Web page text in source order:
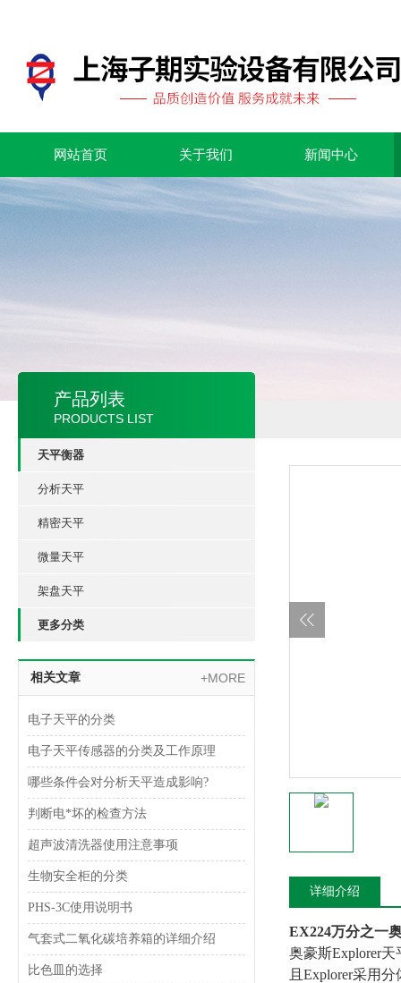
网站首页 关于我们 新闻中心
产品列表
PRODUCTS LIST
天平衡器
分析天平
精密天平
微量天平
架盘天平
更多分类
相关文章 +MORE
电子天平的分类
电子天平传感器的分类及工作原理
哪些条件会对分析天平造成影响?
判断电*坏的检查方法
超声波清洗器使用注意事项
生物安全柜的分类
PHS-3C使用说明书
气套式二氧化碳培养箱的详细介绍
比色皿的选择
详细介绍
EX224万分之一
奥豪斯Explorer
且Explorer采用